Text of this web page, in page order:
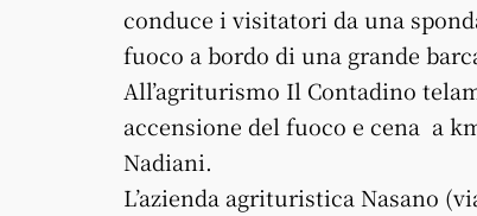
conduce i visitatori da una
fuoco a bordo di una grande
All’agriturismo Il Contadino
accensione del fuoco e cena a
Nadiani.
L’azienda agrituristica Nasano